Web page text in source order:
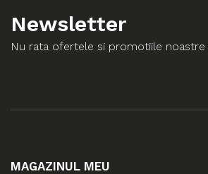
Newsletter
Nu rata ofertele si promotiile noastre
MAGAZINUL MEU